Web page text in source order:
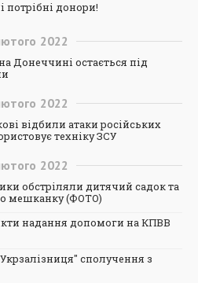
потрібні донори!
2022
Донеччині остається під
2022
відбили атаки російських
техніку ЗСУ
2022
обстріляли дитячий садок та
мешканку (ФОТО)
надання допомоги на КПВВ
сполучення з